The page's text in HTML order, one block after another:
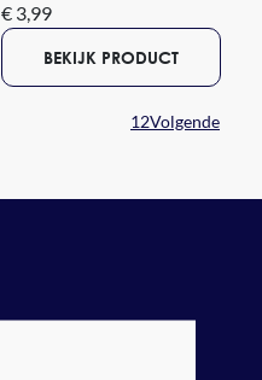
€ 3,99
BEKIJK PRODUCT
12Volgende